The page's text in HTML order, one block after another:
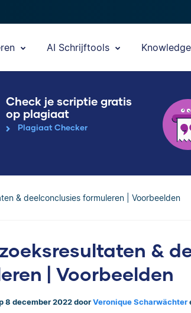
AI Schrijftools
Check je scriptie gratis
op plagiaat
Plagiaat Checker
& deelconclusies formuleren | Voorbeelden
&
| Voorbeelden
8 december 2022 doorVeronique Scharwächter